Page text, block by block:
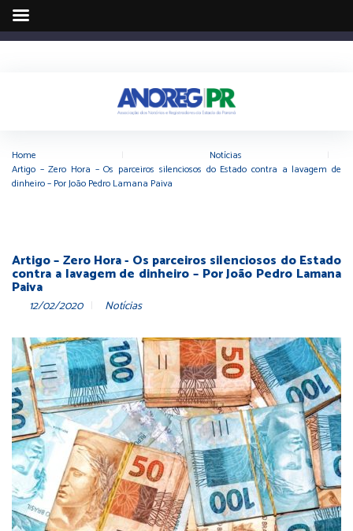
Home Notícias
Artigo – Zero Hora – Os parceiros silenciosos do Estado contra a lavagem de
dinheiro – Por João Pedro Lamana Paiva
Artigo – Zero Hora - Os parceiros silenciosos do Estado
contra a lavagem de dinheiro – Por João Pedro Lamana
Paiva
12/02/2020 Notícias